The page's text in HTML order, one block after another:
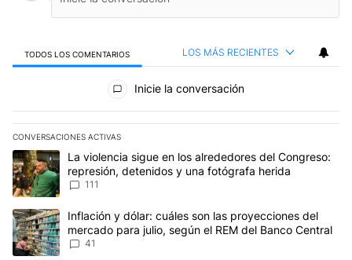
TODOS LOS COMENTARIOS LOS MÁS RECIENTES
Todos los comentarios
Inicie la conversación
CONVERSACIONES ACTIVAS
Este listado muestra los artículos con más comentarios en los
Un artículo de tendencia con el título "La violencia sigue en los
La violencia sigue en los alrededores del Congreso:
represión, detenidos y una fotógrafa herida
111
Un artículo de tendencia con el título "Inflación y dólar: cuáles
Inflación y dólar: cuáles son las proyecciones del
mercado para julio, según el REM del Banco Central
41